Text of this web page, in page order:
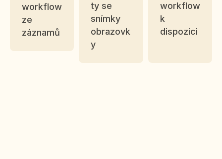
workflow
ze
záznamů
ty se
snímky
obrazovk
y
workflow
k
dispozici